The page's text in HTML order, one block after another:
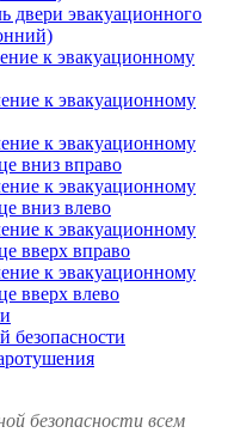
двери эвакуационного
к эвакуационному
к эвакуационному
к эвакуационному
вниз вправо
к эвакуационному
вниз влево
к эвакуационному
вверх вправо
к эвакуационному
вверх влево
безопасности
безопасности всем